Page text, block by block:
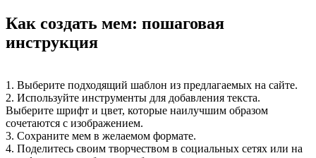
Как создать мем: пошаговая
инструкция
1. Выберите подходящий шаблон из предлагаемых на сайте.
2. Используйте инструменты для добавления текста.
Выберите шрифт и цвет, которые наилучшим образом
сочетаются с изображением.
3. Сохраните мем в желаемом формате.
4. Поделитесь своим творчеством в социальных сетях или на